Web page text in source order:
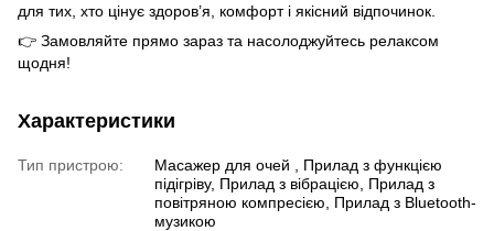
для тих, хто цінує здоров’я, комфорт і якісний відпочинок.
👉 Замовляйте прямо зараз та насолоджуйтесь релаксом
щодня!
Характеристики
Тип пристрою:
Масажер для очей , Прилад з функцією
підігріву, Прилад з вібрацією, Прилад з
повітряною компресією, Прилад з Bluetooth-
музикою